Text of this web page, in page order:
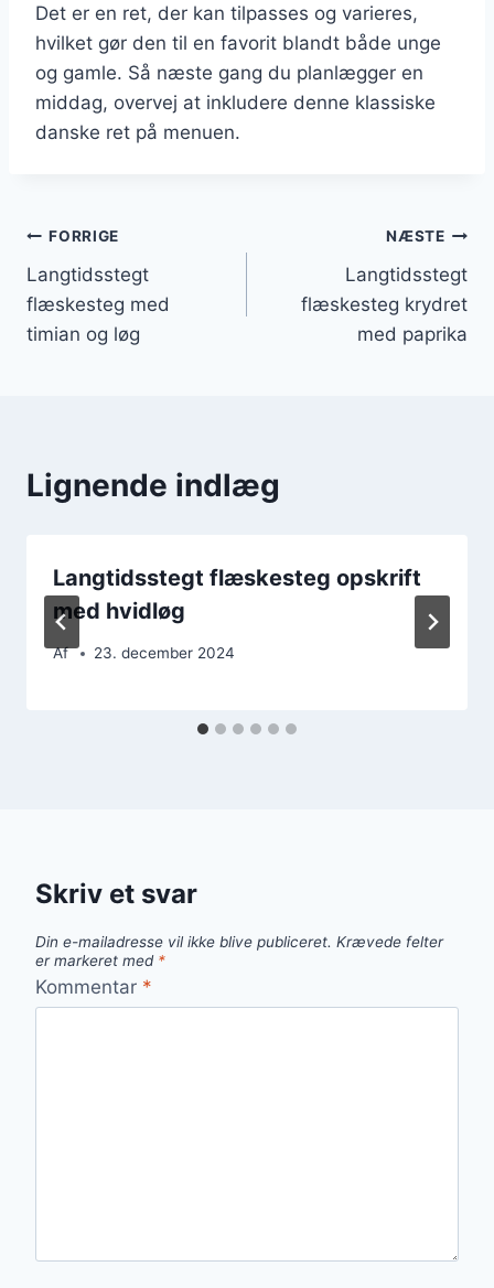
Det er en ret, der kan tilpasses og varieres,
hvilket gør den til en favorit blandt både unge
og gamle. Så næste gang du planlægger en
middag, overvej at inkludere denne klassiske
danske ret på menuen.
Indlægsnavigation
FORRIGE
Langtidsstegt
flæskesteg med
timian og løg
NÆSTE
Langtidsstegt
flæskesteg krydret
med paprika
Lignende indlæg
Langtidsstegt flæskesteg opskrift
med hvidløg
Af 23. december 2024
Skriv et svar
Din e-mailadresse vil ikke blive publiceret. Krævede felter
er markeret med *
Kommentar *